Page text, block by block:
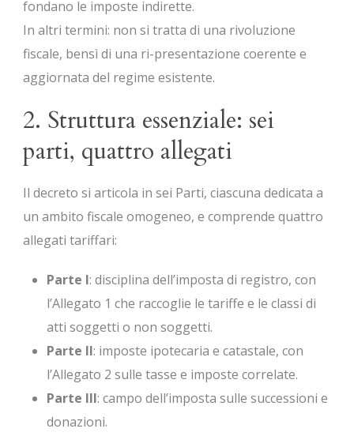
fondano le imposte indirette.
In altri termini: non si tratta di una rivoluzione
fiscale, bensì di una ri-presentazione coerente e
aggiornata del regime esistente.
2. Struttura essenziale: sei
parti, quattro allegati
Il decreto si articola in sei Parti, ciascuna dedicata a
un ambito fiscale omogeneo, e comprende quattro
allegati tariffari:
Parte I: disciplina dell’imposta di registro, con
l’Allegato 1 che raccoglie le tariffe e le classi di
atti soggetti o non soggetti.
Parte II: imposte ipotecaria e catastale, con
l’Allegato 2 sulle tasse e imposte correlate.
Parte III: campo dell’imposta sulle successioni e
donazioni.